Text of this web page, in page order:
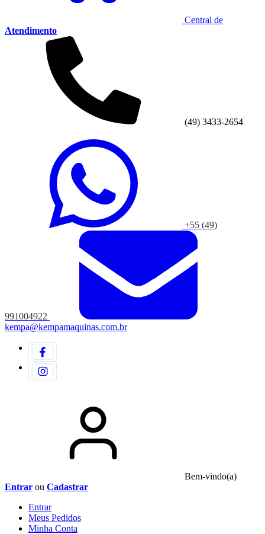
Central de
Atendimento
(49) 3433-2654
+55 (49)
991004922
kempa@kempamaquinas.com.br
Bem-vindo(a)
Entrar ou Cadastrar
Entrar
Meus Pedidos
Minha Conta